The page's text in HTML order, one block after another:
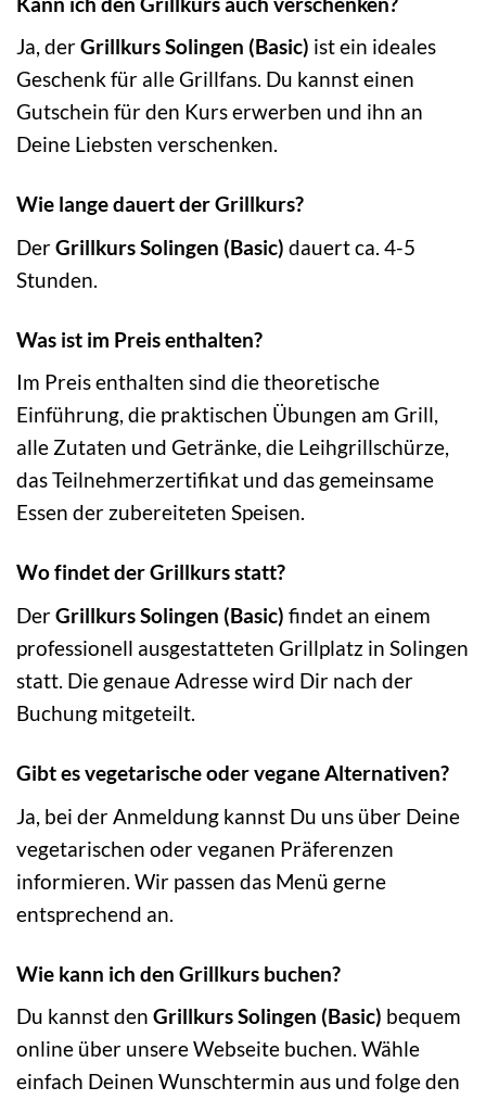
Ja, derGrillkurs Solingen (Basic) ist ein ideales
Geschenk für alle Grillfans. Du kannst einen
Gutschein für den Kurs erwerben und ihn an
Deine Liebsten verschenken.
Wie lange dauert der Grillkurs?
DerGrillkurs Solingen (Basic) dauert ca. 4-5
Stunden.
Was ist im Preis enthalten?
Im Preis enthalten sind die theoretische
Einführung, die praktischen Übungen am Grill,
alle Zutaten und Getränke, die Leihgrillschürze,
das Teilnehmerzertifikat und das gemeinsame
Essen der zubereiteten Speisen.
Wo findet der Grillkurs statt?
DerGrillkurs Solingen (Basic) findet an einem
professionell ausgestatteten Grillplatz in Solingen
statt. Die genaue Adresse wird Dir nach der
Buchung mitgeteilt.
Gibt es vegetarische oder vegane Alternativen?
Ja, bei der Anmeldung kannst Du uns über Deine
vegetarischen oder veganen Präferenzen
informieren. Wir passen das Menü gerne
entsprechend an.
Wie kann ich den Grillkurs buchen?
Du kannst den Grillkurs Solingen (Basic) bequem
online über unsere Webseite buchen. Wähle
einfach Deinen Wunschtermin aus und folge den